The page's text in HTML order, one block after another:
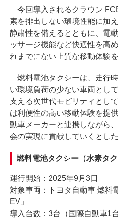
今回導入されるクラウン
素を排出しない環境性能に加
静粛性を備えるとともに、電
ッサージ機能など快適性を高
れまでにない上質な移動体験
燃料電池タクシーは、走行
い環境負荷の少ない車両とし
支える次世代モビリティとし
は利便性の高い移動体験を提
動車メーカーと連携しながら
会の実現に貢献していくとした
燃料電池タクシー（水素タ
運行開始：2025年9月3日
対象車両：トヨタ自動車 燃料
EV」
導入台数：3台（国際自動車1